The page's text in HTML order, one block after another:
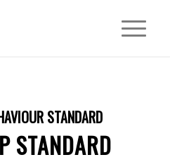
STANDARD
STANDARD